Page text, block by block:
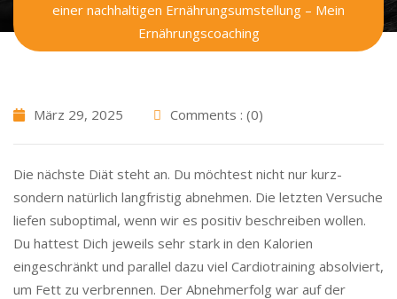
einer nachhaltigen Ernährungsumstellung – Mein
Ernährungscoaching
März 29, 2025 Comments : (0)
Die nächste Diät steht an. Du möchtest nicht nur kurz-
sondern natürlich langfristig abnehmen. Die letzten Versuche
liefen suboptimal, wenn wir es positiv beschreiben wollen.
Du hattest Dich jeweils sehr stark in den Kalorien
eingeschränkt und parallel dazu viel Cardiotraining absolviert,
um Fett zu verbrennen. Der Abnehmerfolg war auf der